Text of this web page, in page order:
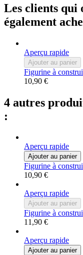
Les clients qui
également
Aperçu rapide
Ajouter au panier
Figurine à
10,90 €
4 autres
:
Aperçu rapide
Ajouter au panier
Figurine à
10,90 €
Aperçu rapide
Ajouter au panier
Figurine à
11,90 €
Aperçu rapide
Ajouter au panier